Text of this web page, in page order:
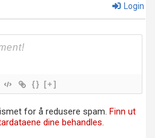
Login
{} [+]
for å redusere spam. Finn ut
dine behandles.